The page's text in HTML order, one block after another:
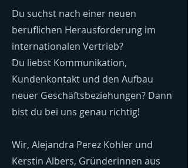
Du suchst nach einer neuen
beruflichen Herausforderung im
internationalen Vertrieb?
Du liebst Kommunikation,
Kundenkontakt und den Aufbau
neuer Geschäftsbeziehungen? Dann
bist du bei uns genau richtig!
Wir, Alejandra Perez Kohler und
Kerstin Albers, Gründerinnen aus